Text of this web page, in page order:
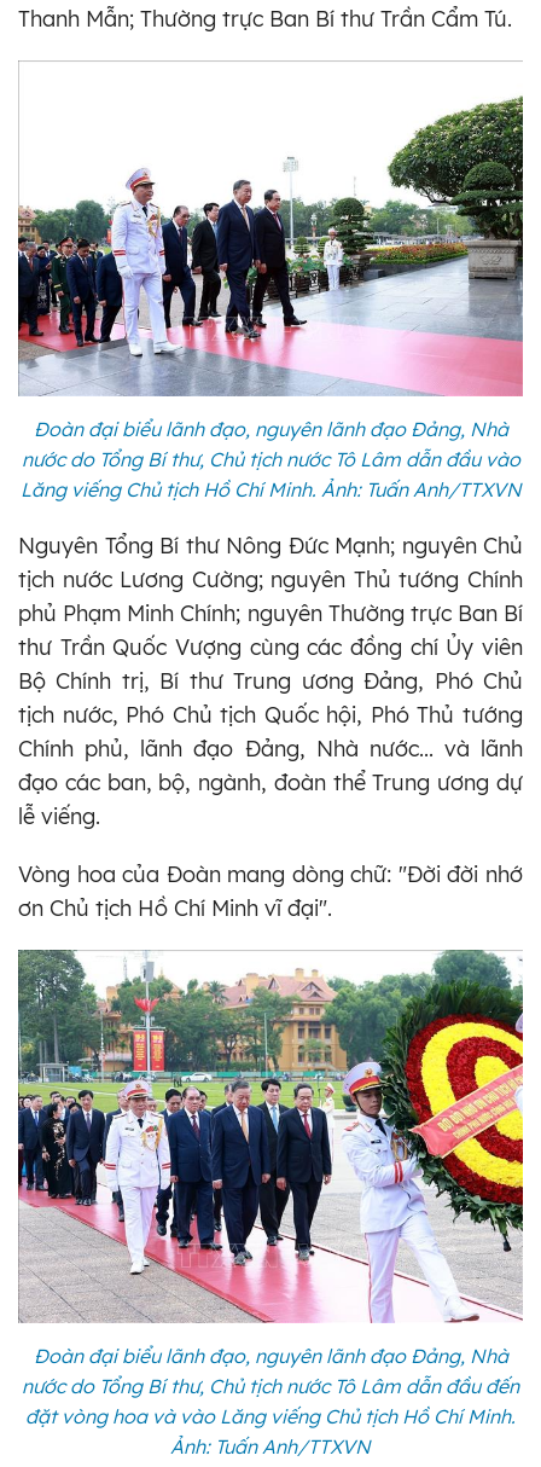
Thanh Mẫn; Thường trực Ban Bí thư Trần Cẩm Tú.
Đoàn đại biểu lãnh đạo, nguyên lãnh đạo Đảng, Nhà
nước do Tổng Bí thư, Chủ tịch nước Tô Lâm dẫn đầu vào
Lăng viếng Chủ tịch Hồ Chí Minh. Ảnh: Tuấn Anh/TTXVN
Nguyên Tổng Bí thư Nông Đức Mạnh; nguyên Chủ
tịch nước Lương Cường; nguyên Thủ tướng Chính
phủ Phạm Minh Chính; nguyên Thường trực Ban Bí
thư Trần Quốc Vượng cùng các đồng chí Ủy viên
Bộ Chính trị, Bí thư Trung ương Đảng, Phó Chủ
tịch nước, Phó Chủ tịch Quốc hội, Phó Thủ tướng
Chính phủ, lãnh đạo Đảng, Nhà nước... và lãnh
đạo các ban, bộ, ngành, đoàn thể Trung ương dự
lễ viếng.
Vòng hoa của Đoàn mang dòng chữ: "Đời đời nhớ
ơn Chủ tịch Hồ Chí Minh vĩ đại".
Đoàn đại biểu lãnh đạo, nguyên lãnh đạo Đảng, Nhà
nước do Tổng Bí thư, Chủ tịch nước Tô Lâm dẫn đầu đến
đặt vòng hoa và vào Lăng viếng Chủ tịch Hồ Chí Minh.
Ảnh: Tuấn Anh/TTXVN